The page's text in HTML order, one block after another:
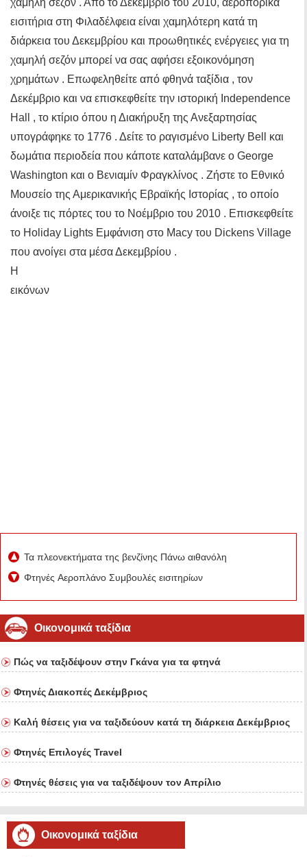
χαμηλή σεζόν . Από το Δεκέμβριο του 2010, αεροπορικά
εισιτήρια στη Φιλαδέλφεια είναι χαμηλότερη κατά τη
διάρκεια του Δεκεμβρίου και προωθητικές ενέργειες για τη
χαμηλή σεζόν μπορεί να σας αφήσει εξοικονόμηση
χρημάτων . Επωφεληθείτε από φθηνά ταξίδια , τον
Δεκέμβριο και να επισκεφθείτε την ιστορική Independence
Hall , το κτίριο όπου η Διακήρυξη της Ανεξαρτησίας
υπογράφηκε το 1776 . Δείτε το ραγισμένο Liberty Bell και
δωμάτια περιοδεία που κάποτε καταλάμβανε ο George
Washington και ο Βενιαμίν Φραγκλίνος . Ζήστε το Εθνικό
Μουσείο της Αμερικανικής Εβραϊκής Ιστορίας , το οποίο
άνοιξε τις πόρτες του το Νοέμβριο του 2010 . Επισκεφθείτε
το Holiday Lights Εμφάνιση στο Macy του Dickens Village
που ανοίγει στα μέσα Δεκεμβρίου .
Η
εικόνων
Τα πλεονεκτήματα της βενζίνης Πάνω αιθανόλη
Φτηνές Αεροπλάνο Συμβουλές εισιτηρίων
Οικονομικά ταξίδια
Πώς να ταξιδέψουν στην Γκάνα για τα φτηνά
Φτηνές Διακοπές Δεκέμβριος
Καλή θέσεις για να ταξιδεύουν κατά τη διάρκεια Δεκέμβριος
Φτηνές Επιλογές Travel
Φτηνές θέσεις για να ταξιδέψουν τον Απρίλιο
Οικονομικά ταξίδια